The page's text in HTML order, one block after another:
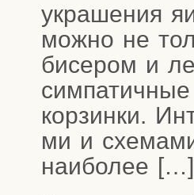
укра­ше­ния
мож­но не
бисе­ром и
сим­па­тич­ные
кор­зин­ки.
ми и
наиболее […]